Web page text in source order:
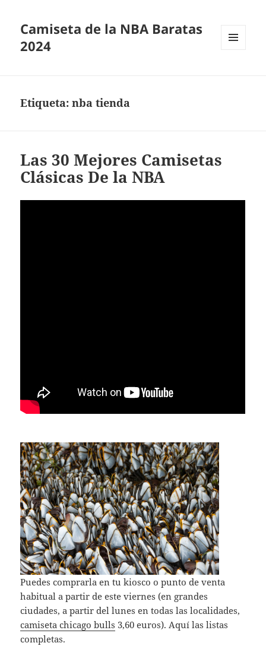
Camiseta de la NBA Baratas
2024
Etiqueta:nba tienda
Las 30 Mejores Camisetas
Clásicas De la NBA
Puedes comprarla en tu kiosco o punto de venta
habitual a partir de este viernes (en grandes
ciudades, a partir del lunes en todas las localidades,
camiseta chicago bulls 3,60 euros). Aquí las listas
completas.